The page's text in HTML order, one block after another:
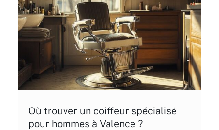
Où trouver un coiffeur spécialisé
pour hommes à Valence ?